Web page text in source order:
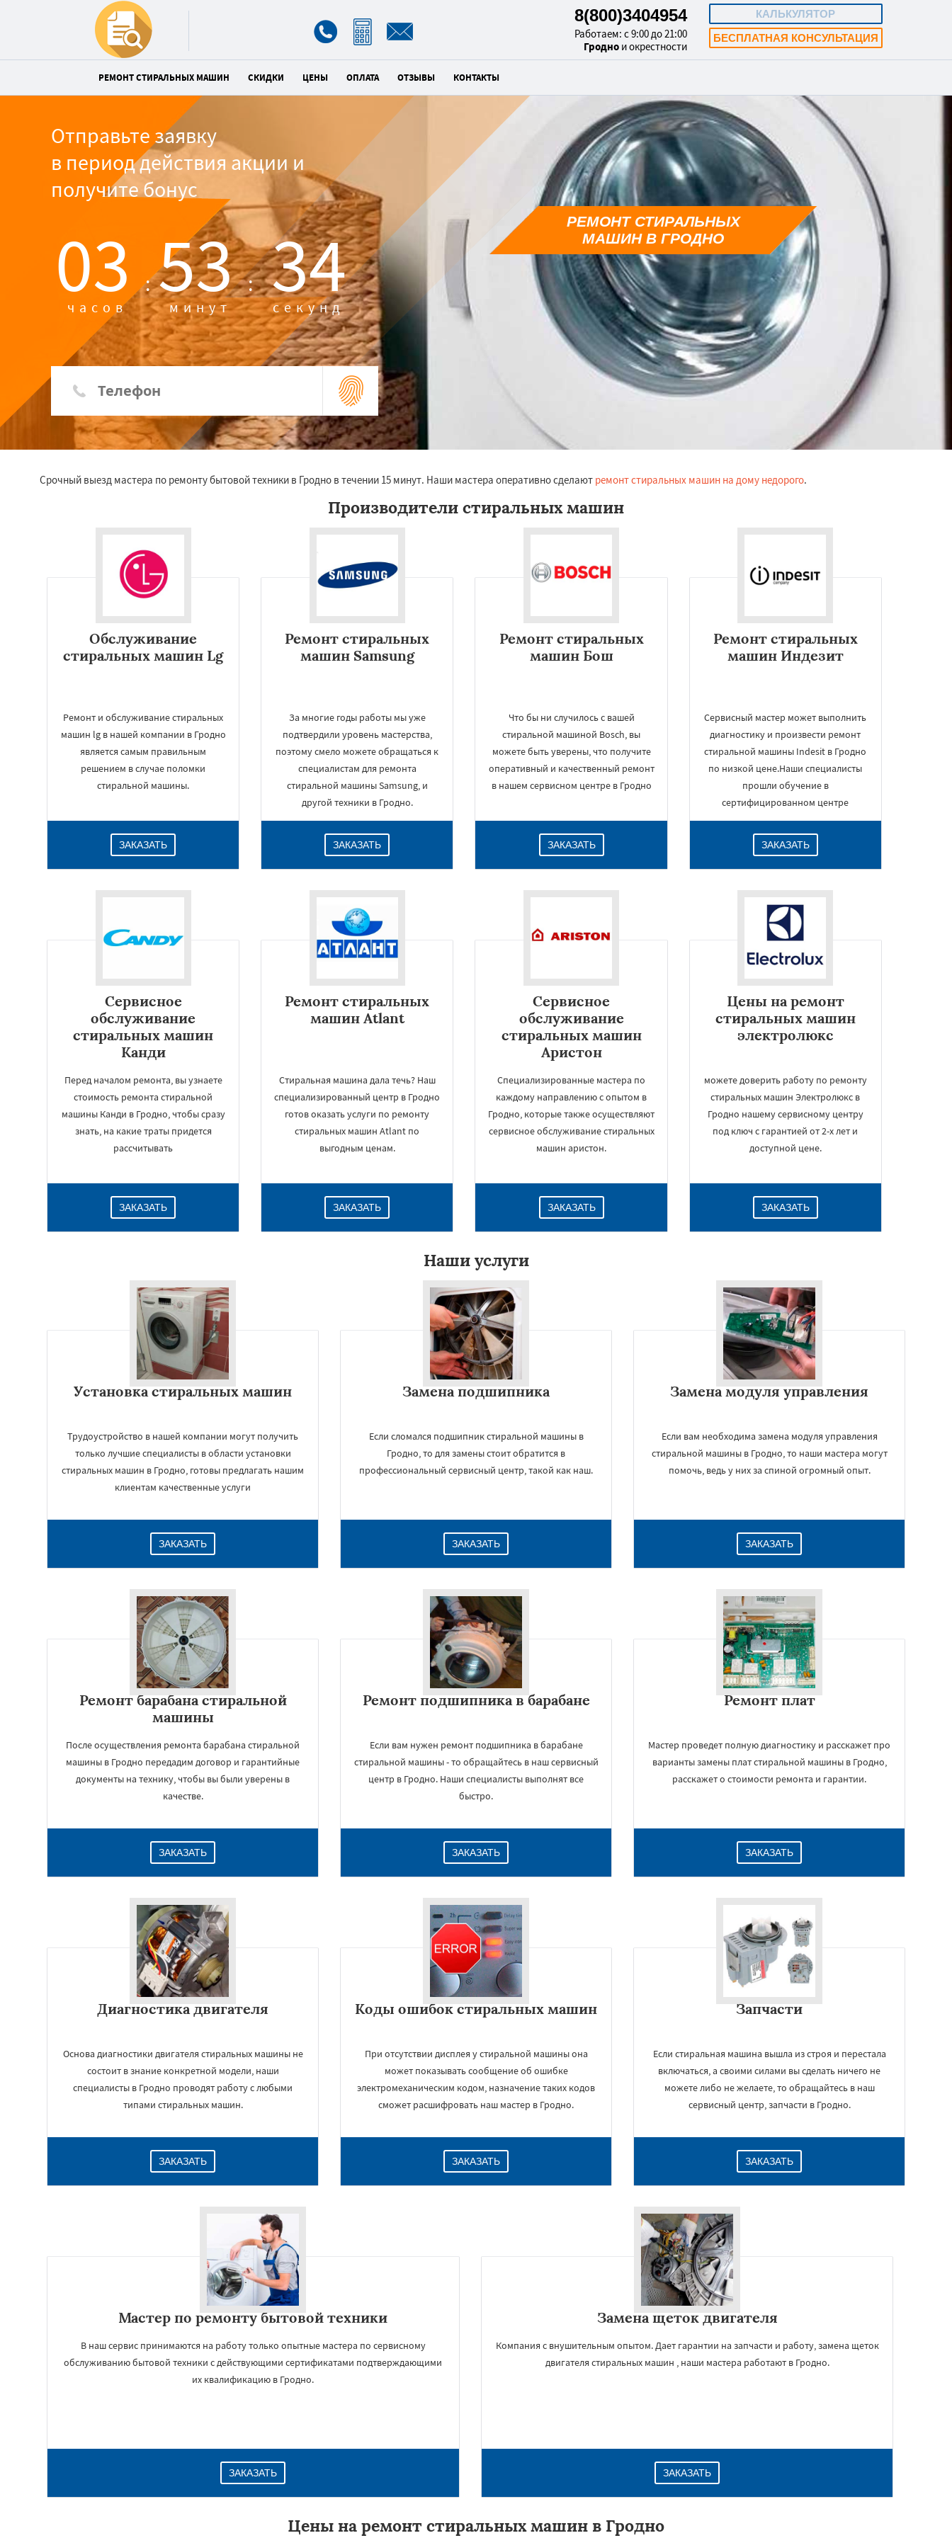
КАЛЬКУЛЯТОР
БЕСПЛАТНАЯ КОНСУЛЬТАЦИЯ
8(800)3404954
Работаем: с 9:00 до 21:00
Гродно и окрестности
РЕМОНТ СТИРАЛЬНЫХ МАШИН СКИДКИ ЦЕНЫ ОПЛАТА ОТЗЫВЫ КОНТАКТЫ
Отправьте заявку
в период действия акции и
получите бонус
03 :
часов 53 :
минут 33
секунд
РЕМОНТ СТИРАЛЬНЫХ
МАШИН В ГРОДНО
Срочный выезд мастера по ремонту бытовой техники в Гродно в течении 15 минут. Наши мастера оперативно сделают ремонт стиральных машин на дому недорого.
Производители стиральных машин
Обслуживание
стиральных машин Lg
Ремонт и обслуживание стиральных
машин lg в нашей компании в Гродно
является самым правильным
решением в случае поломки
стиральной машины.
ЗАКАЗАТЬ
Ремонт стиральных
машин Samsung
За многие годы работы мы уже
подтвердили уровень мастерства,
поэтому смело можете обращаться к
специалистам для ремонта
стиральной машины Samsung, и
другой техники в Гродно.
ЗАКАЗАТЬ
Ремонт стиральных
машин Бош
Что бы ни случилось с вашей
стиральной машиной Bosch, вы
можете быть уверены, что получите
оперативный и качественный ремонт
в нашем сервисном центре в Гродно
ЗАКАЗАТЬ
Ремонт стиральных
машин Индезит
Сервисный мастер может выполнить
диагностику и произвести ремонт
стиральной машины Indesit в Гродно
по низкой цене.Наши специалисты
прошли обучение в
сертифицированном центре
ЗАКАЗАТЬ
Сервисное
обслуживание
стиральных машин
Канди
Перед началом ремонта, вы узнаете
стоимость ремонта стиральной
машины Канди в Гродно, чтобы сразу
знать, на какие траты придется
рассчитывать
ЗАКАЗАТЬ
Ремонт стиральных
машин Atlant
Стиральная машина дала течь? Наш
специализированный центр в Гродно
готов оказать услуги по ремонту
стиральных машин Atlant по
выгодным ценам.
ЗАКАЗАТЬ
Сервисное
обслуживание
стиральных машин
Аристон
Специализированные мастера по
каждому направлению с опытом в
Гродно, которые также осуществляют
сервисное обслуживание стиральных
машин аристон.
ЗАКАЗАТЬ
Цены на ремонт
стиральных машин
электролюкс
можете доверить работу по ремонту
стиральных машин Электролюкс в
Гродно нашему сервисному центру
под ключ с гарантией от 2-х лет и
доступной цене.
ЗАКАЗАТЬ
Наши услуги
Установка стиральных машин
Трудоустройство в нашей компании могут получить
только лучшие специалисты в области установки
стиральных машин в Гродно, готовы предлагать нашим
клиентам качественные услуги
ЗАКАЗАТЬ
Замена подшипника
Если сломался подшипник стиральной машины в
Гродно, то для замены стоит обратится в
профессиональный сервисный центр, такой как наш.
ЗАКАЗАТЬ
Замена модуля управления
Если вам необходима замена модуля управления
стиральной машины в Гродно, то наши мастера могут
помочь, ведь у них за спиной огромный опыт.
ЗАКАЗАТЬ
Ремонт барабана стиральной
машины
После осуществления ремонта барабана стиральной
машины в Гродно передадим договор и гарантийные
документы на технику, чтобы вы были уверены в
качестве.
ЗАКАЗАТЬ
Ремонт подшипника в барабане
Если вам нужен ремонт подшипника в барабане
стиральной машины - то обращайтесь в наш сервисный
центр в Гродно. Наши специалисты выполнят все
быстро.
ЗАКАЗАТЬ
Ремонт плат
Мастер проведет полную диагностику и расскажет про
варианты замены плат стиральной машины в Гродно,
расскажет о стоимости ремонта и гарантии.
ЗАКАЗАТЬ
Диагностика двигателя
Основа диагностики двигателя стиральных машины не
состоит в знание конкретной модели, наши
специалисты в Гродно проводят работу с любыми
типами стиральных машин.
ЗАКАЗАТЬ
Коды ошибок стиральных машин
При отсутствии дисплея у стиральной машины она
может показывать сообщение об ошибке
электромеханическим кодом, назначение таких кодов
сможет расшифровать наш мастер в Гродно.
ЗАКАЗАТЬ
Запчасти
Если стиральная машина вышла из строя и перестала
включаться, а своими силами вы сделать ничего не
можете либо не желаете, то обращайтесь в наш
сервисный центр, запчасти в Гродно.
ЗАКАЗАТЬ
Мастер по ремонту бытовой техники
В наш сервис принимаются на работу только опытные мастера по сервисному
обслуживанию бытовой техники с действующими сертификатами подтверждающими
их квалификацию в Гродно.
ЗАКАЗАТЬ
Замена щеток двигателя
Компания с внушительным опытом. Дает гарантии на запчасти и работу, замена щеток
двигателя стиральных машин , наши мастера работают в Гродно.
ЗАКАЗАТЬ
Цены на ремонт стиральных машин в Гродно
×
Даю согласие на обработку персональных данных